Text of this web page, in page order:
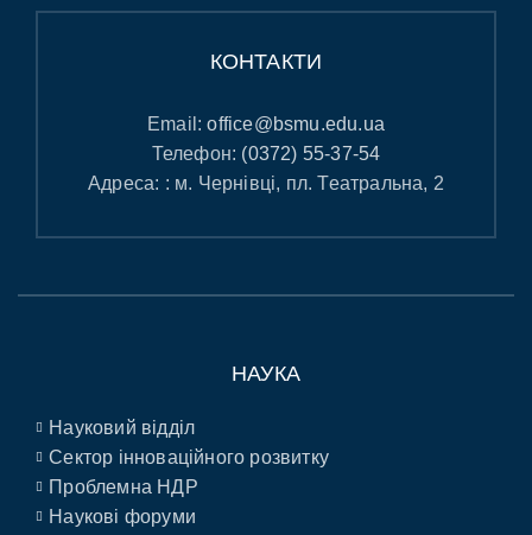
КОНТАКТИ
Email:office@bsmu.edu.ua
Телефон: (0372) 55-37-54
Адреса: : м. Чернівці, пл. Театральна, 2
НАУКА
Науковий відділ
Сектор інноваційного розвитку
Проблемна НДР
Наукові форуми